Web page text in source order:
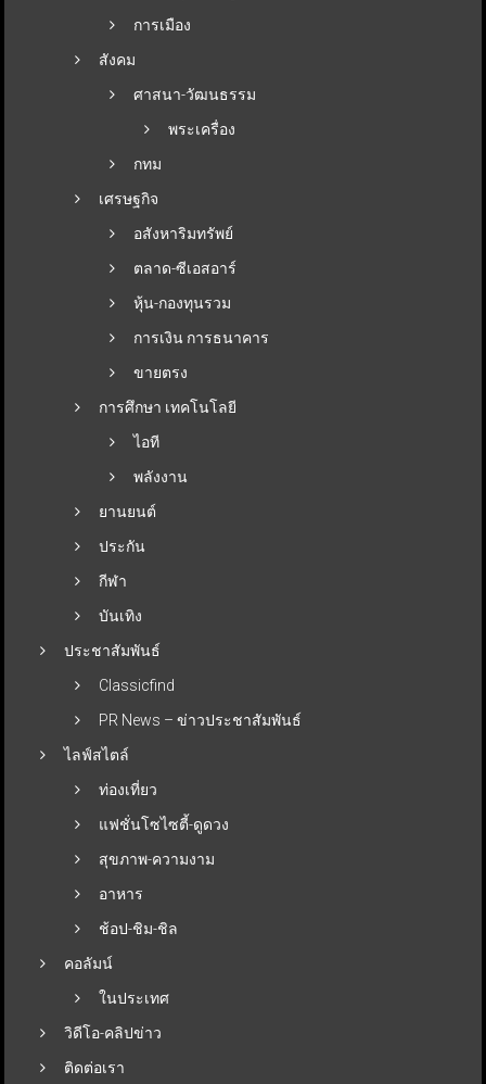
การเมือง
สังคม
ศาสนา-วัฒนธรรม
พระเครื่อง
กทม
เศรษฐกิจ
อสังหาริมทรัพย์
ตลาด-ซีเอสอาร์
หุ้น-กองทุนรวม
การเงิน การธนาคาร
ขายตรง
การศึกษา เทคโนโลยี
ไอที
พลังงาน
ยานยนต์
ประกัน
กีฬา
บันเทิง
ประชาสัมพันธ์
Classicfind
PR News – ข่าวประชาสัมพันธ์
ไลฟ์สไตล์
ท่องเที่ยว
แฟชั่นโซไซตี้-ดูดวง
สุขภาพ-ความงาม
อาหาร
ช้อป-ชิม-ชิล
คอลัมน์
ในประเทศ
วิดีโอ-คลิปข่าว
ติดต่อเรา